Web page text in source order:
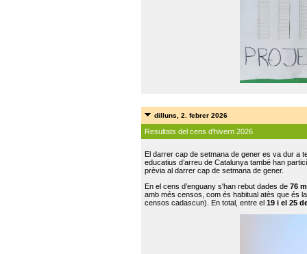
dilluns, 2. febrer 2026
Resultats del cens d'hivern 2026
El darrer cap de setmana de gener es va dur a
educatius d’arreu de Catalunya també han
prèvia al darrer cap de setmana de gener.
En el cens d’enguany s'han rebut dades de 76
amb més censos, com és habitual atès que és
censos cadascun). En total, entre el 19 i el 25